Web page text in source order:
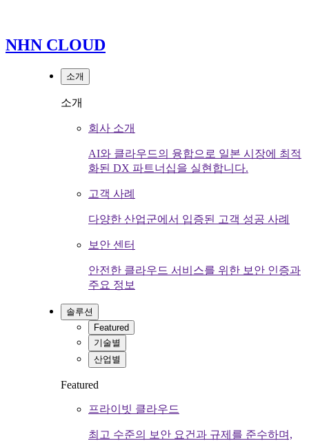
NHN CLOUD
소개
소개
회사 소개
AI와 클라우드의 융합으로 일본 시장에 최적
화된 DX 파트너십을 실현합니다.
고객 사례
다양한 산업군에서 입증된 고객 성공 사례
보안 센터
안전한 클라우드 서비스를 위한 보안 인증과
주요 정보
솔루션
Featured
기술별
산업별
Featured
프라이빗 클라우드
최고 수준의 보안 요건과 규제를 준수하며,